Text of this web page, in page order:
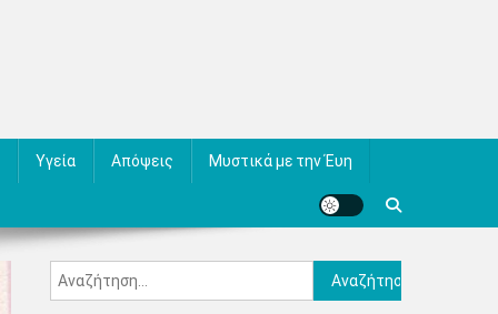
Υγεία Απόψεις Μυστικά με την Έυη
Αναζήτηση
για: